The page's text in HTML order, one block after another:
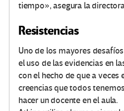
tiempo», asegura la
Resistencias
Uno de los mayores
el uso de las evidencias en
con el hecho de que a veces
creencias que todos
hacer un docente en el aula.